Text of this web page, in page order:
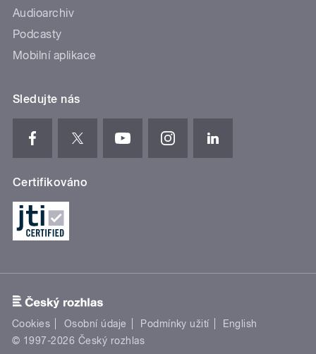
Audioarchiv
Podcasty
Mobilní aplikace
Sledujte nás
Certifikováno
Cookies Osobní údaje Podmínky užití
English
© 1997-2026 Český rozhlas